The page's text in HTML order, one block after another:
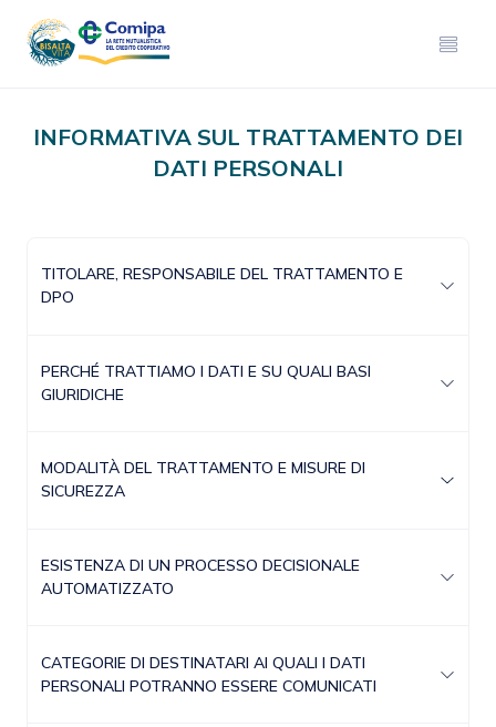
INFORMATIVA SUL TRATTAMENTO DEI
DATI PERSONALI
TITOLARE, RESPONSABILE DEL TRATTAMENTO E
DPO
PERCHÉ TRATTIAMO I DATI E SU QUALI BASI
GIURIDICHE
MODALITÀ DEL TRATTAMENTO E MISURE DI
SICUREZZA
ESISTENZA DI UN PROCESSO DECISIONALE
AUTOMATIZZATO
CATEGORIE DI DESTINATARI AI QUALI I DATI
PERSONALI POTRANNO ESSERE COMUNICATI